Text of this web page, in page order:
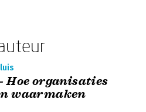
Hoe organisaties
waarmaken